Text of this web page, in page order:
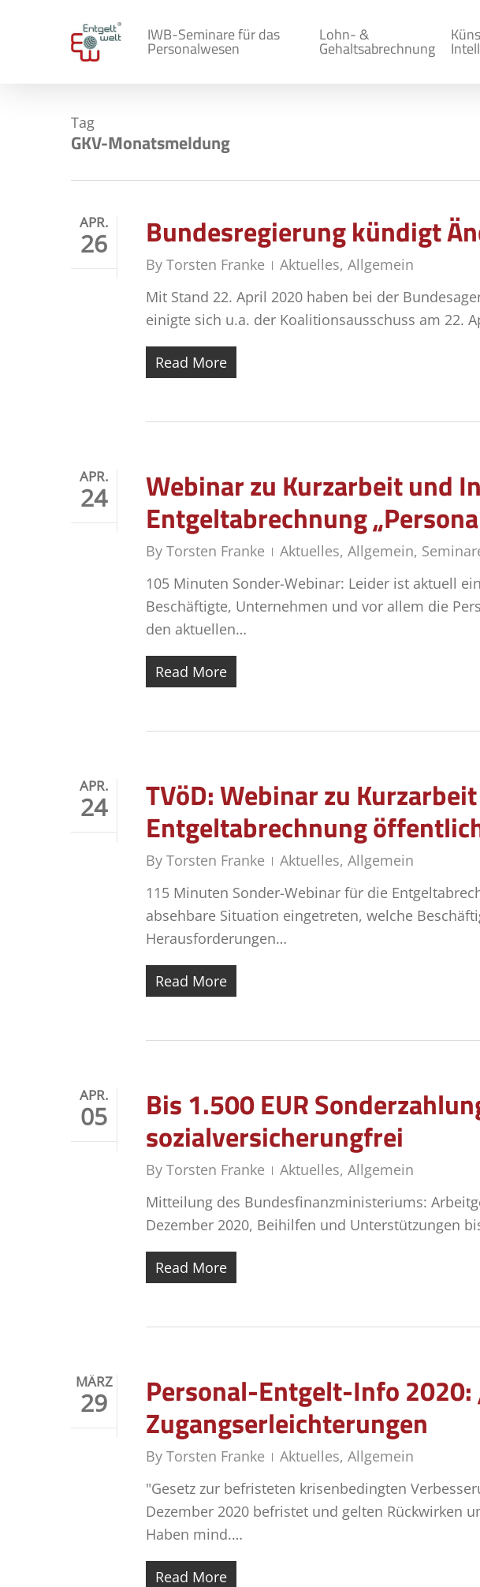
IWB-Seminare für das
Personalwesen
Lohn- &
Gehaltsabrechnung
Tag
GKV-Monatsmeldung
APR.
26 Bundesregierung kündigt
By Torsten Franke Aktuelles, Allgemein
Mit Stand 22. April 2020 haben bei der
einigte sich u.a. der Koalitionsausschuss am 22.
Read More
APR.
24 Webinar zu Kurzarbeit und
Entgeltabrechnung
By Torsten Franke Aktuelles, Allgemein,
105 Minuten Sonder-Webinar: Leider ist aktuell
Beschäftigte, Unternehmen und vor allem die
den aktuellen…
Read More
APR.
24 TVöD: Webinar zu
Entgeltabrechnung
By Torsten Franke Aktuelles, Allgemein
115 Minuten Sonder-Webinar für die
absehbare Situation eingetreten, welche
Herausforderungen…
Read More
APR.
05 Bis 1.500 EUR
sozialversicherungfrei
By Torsten Franke Aktuelles, Allgemein
Mitteilung des Bundesfinanzministeriums:
Dezember 2020, Beihilfen und Unterstützungen
Read More
MÄRZ
29 Personal-Entgelt-Info 2020:
Zugangserleichterungen
By Torsten Franke Aktuelles, Allgemein
"Gesetz zur befristeten krisenbedingten
Dezember 2020 befristet und gelten Rückwirken
Haben mind.…
Read More